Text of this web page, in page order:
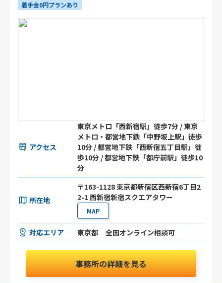
着手金0円プランあり
アクセス
東京メトロ「西新宿駅」徒歩7分 / 東京
メトロ・都営地下鉄「中野坂上駅」徒歩
10分 / 都営地下鉄「西新宿五丁目駅」徒
歩10分 / 都営地下鉄「都庁前駅」徒歩10
分
所在地
〒163-1128 東京都新宿区西新宿6丁目2
2-1 西新宿新宿スクエアタワー
MAP
対応エリア 東京都 全国オンライン相談可
事務所の詳細を見る